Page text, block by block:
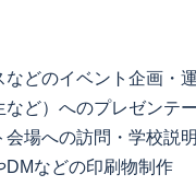
などのイベント企画・
など）へのプレゼンテ
会場への訪問・学校説明
DMなどの印刷物制作